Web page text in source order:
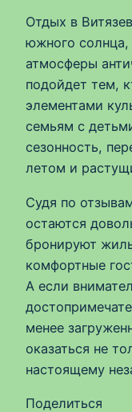
Отдых в
южного
атмосферы
подойдет тем,
элементами
семьям с
сезонность,
летом и
Судя по
остаются
бронируют
комфортные
А если
менее
оказаться не
настоящему
Поделиться